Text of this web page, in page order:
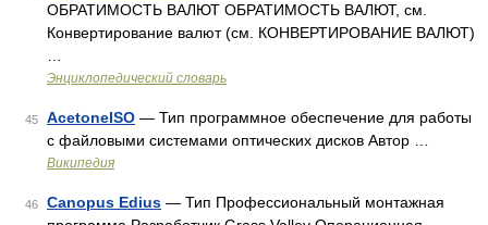
ОБРАТИМОСТЬ ВАЛЮТ ОБРАТИМОСТЬ ВАЛЮТ, см.
Конвертирование валют (см. КОНВЕРТИРОВАНИЕ ВАЛЮТ)
Энциклопедический словарь
45 AcetoneISO — Тип программное обеспечение для работы
с файловыми системами оптических дисков Автор …
Википедия
46 Canopus Edius — Тип Профессиональный монтажная